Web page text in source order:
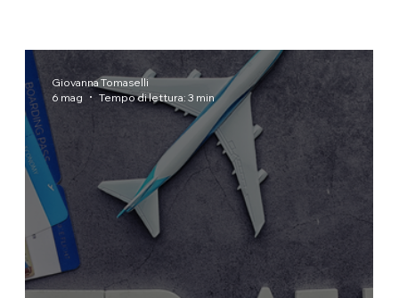
Giovanna Tomaselli
6 mag
Tempo di lettura: 3 min